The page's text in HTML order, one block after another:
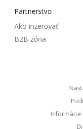
Partnerstvo
Ako inzerovať
B2B zóna
Informácie